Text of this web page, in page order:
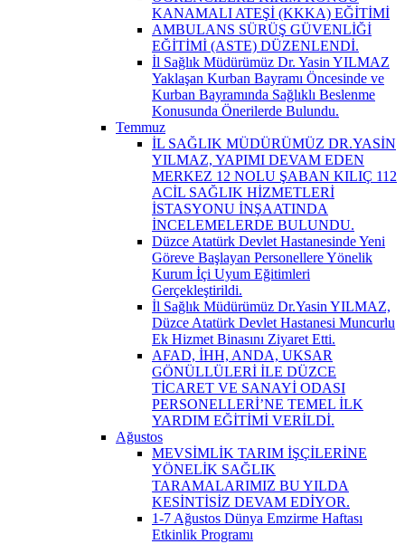
KANAMALI ATEŞİ (KKKA) EĞİTİMİ
AMBULANS SÜRÜŞ GÜVENLİĞİ
EĞİTİMİ (ASTE) DÜZENLENDİ.
İl Sağlık Müdürümüz Dr. Yasin YILMAZ
Yaklaşan Kurban Bayramı Öncesinde ve
Kurban Bayramında Sağlıklı Beslenme
Konusunda Önerilerde Bulundu.
Temmuz
İL SAĞLIK MÜDÜRÜMÜZ DR.YASİN
YILMAZ, YAPIMI DEVAM EDEN
MERKEZ 12 NOLU ŞABAN KILIÇ 112
ACİL SAĞLIK HİZMETLERİ
İSTASYONU İNŞAATINDA
İNCELEMELERDE BULUNDU.
Düzce Atatürk Devlet Hastanesinde Yeni
Göreve Başlayan Personellere Yönelik
Kurum İçi Uyum Eğitimleri
Gerçekleştirildi.
İl Sağlık Müdürümüz Dr.Yasin YILMAZ,
Düzce Atatürk Devlet Hastanesi Muncurlu
Ek Hizmet Binasını Ziyaret Etti.
AFAD, İHH, ANDA, UKSAR
GÖNÜLLÜLERİ İLE DÜZCE
TİCARET VE SANAYİ ODASI
PERSONELLERİ’NE TEMEL İLK
YARDIM EĞİTİMİ VERİLDİ.
Ağustos
MEVSİMLİK TARIM İŞÇİLERİNE
YÖNELİK SAĞLIK
TARAMALARIMIZ BU YILDA
KESİNTİSİZ DEVAM EDİYOR.
1-7 Ağustos Dünya Emzirme Haftası
Etkinlik Programı